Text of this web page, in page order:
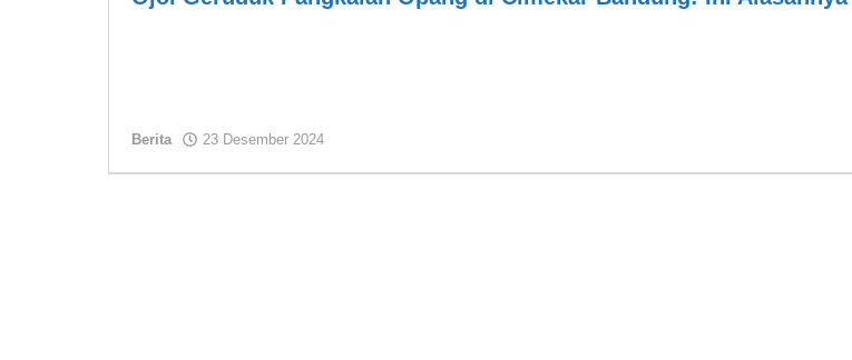
Berita 23 Desember 2024